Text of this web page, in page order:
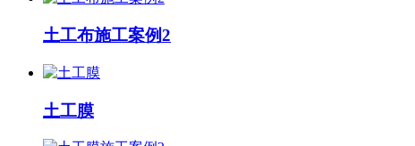
土工布施工案例2
土工膜